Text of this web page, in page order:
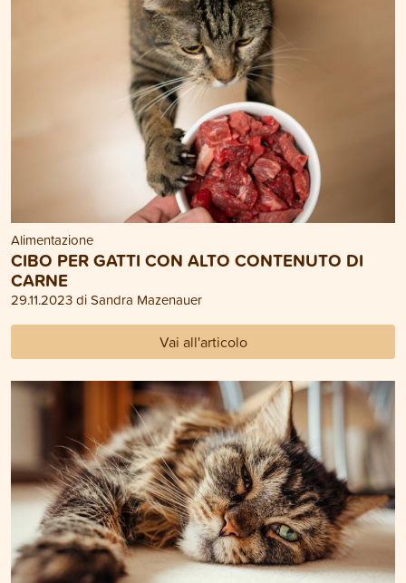
Alimentazione
CIBO PER GATTI CON ALTO CONTENUTO DI
CARNE
29.11.2023 di Sandra Mazenauer
Vai all'articolo